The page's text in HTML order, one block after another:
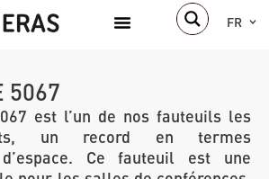
FR
5067
est l’un de nos fauteuils les
un record en termes
d’espace. Ce fauteuil est une